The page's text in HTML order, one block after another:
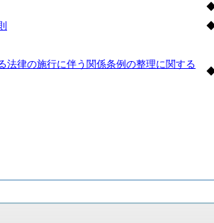
◆
◆
法律の施行に伴う関係条例の整理に関する
◆